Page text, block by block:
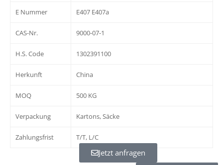
E Nummer E407 E407a
CAS-Nr. 9000-07-1
H.S. Code 1302391100
Herkunft China
MOQ 500 KG
Verpackung Kartons, Säcke
Zahlungsfrist T/T, L/C
Jetzt anfragen